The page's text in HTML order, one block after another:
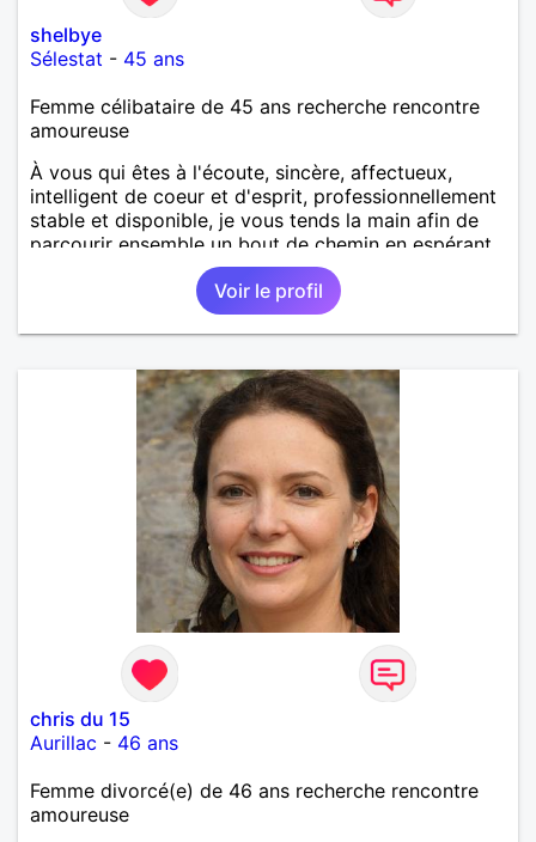
shelbye
Sélestat - 45 ans
Femme célibataire de 45 ans recherche rencontre
amoureuse
À vous qui êtes à l'écoute, sincère, affectueux,
intelligent de coeur et d'esprit, professionnellement
stable et disponible, je vous tends la main afin de
parcourir ensemble un bout de chemin en espérant
que la route soit longue.
Voir le profil
chris du 15
Aurillac - 46 ans
Femme divorcé(e) de 46 ans recherche rencontre
amoureuse